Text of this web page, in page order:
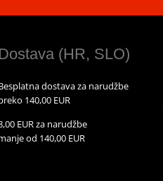
Dostava (HR, SLO)
dostava za narudžbe
140,00 EUR
EUR za narudžbe
od 140,00 EUR